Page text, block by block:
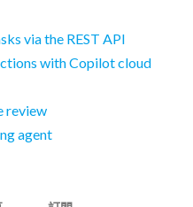
via the REST API
with Copilot cloud
review
agent